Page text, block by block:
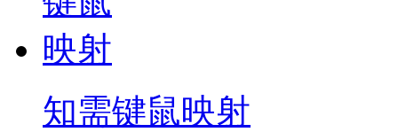
知需键鼠映射